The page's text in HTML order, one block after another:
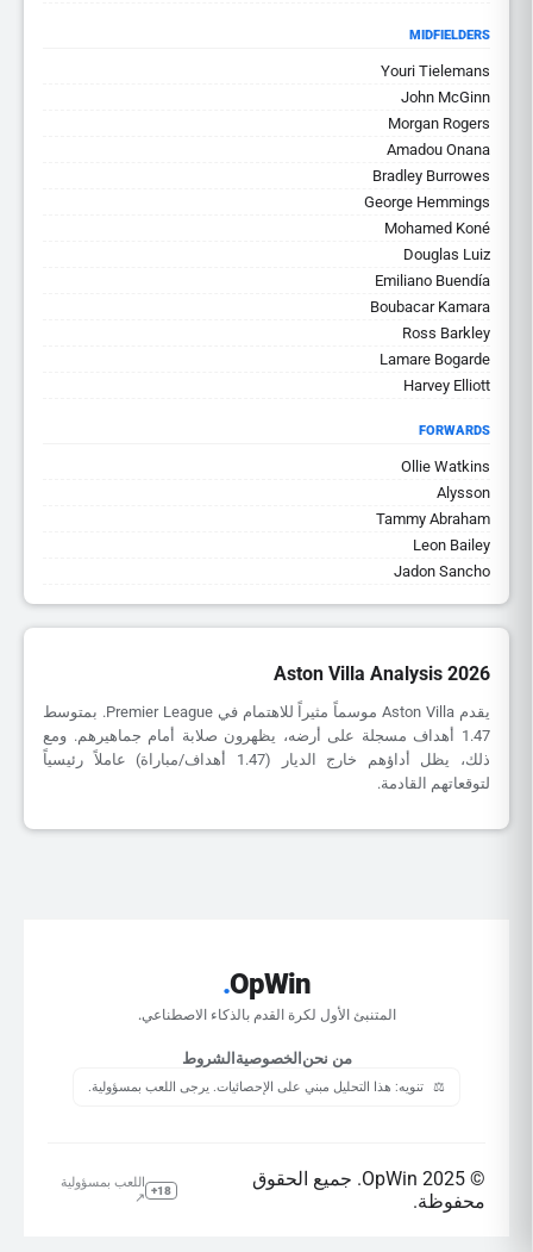
MIDFIELDERS
Youri Tielemans
John McGinn
Morgan Rogers
Amadou Onana
Bradley Burrowes
George Hemmings
Mohamed Koné
Douglas Luiz
Emiliano Buendía
Boubacar Kamara
Ross Barkley
Lamare Bogarde
Harvey Elliott
FORWARDS
Ollie Watkins
Alysson
Tammy Abraham
Leon Bailey
Jadon Sancho
Aston Villa Analysis 2026
يقدم Aston Villa موسماً مثيراً للاهتمام في Premier League. بمتوسط
1.47 أهداف مسجلة على أرضه، يظهرون صلابة أمام جماهيرهم. ومع
ذلك، يظل أداؤهم خارج الديار (1.47 أهداف/مباراة) عاملاً رئيسياً
لتوقعاتهم القادمة.
OpWin
.
المتنبئ الأول لكرة القدم بالذكاء الاصطناعي.
من نحن الخصوصية الشروط
⚖️ تنويه: هذا التحليل مبني على الإحصائيات. يرجى اللعب بمسؤولية.
© 2025 OpWin. جميع الحقوق
محفوظة.
18+
اللعب بمسؤولية
↗